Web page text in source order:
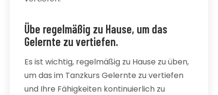
Übe regelmäßig zu Hause, um das
Gelernte zu vertiefen.
Es ist wichtig, regelmäßig zu Hause zu üben,
um das im Tanzkurs Gelernte zu vertiefen
und Ihre Fähigkeiten kontinuierlich zu